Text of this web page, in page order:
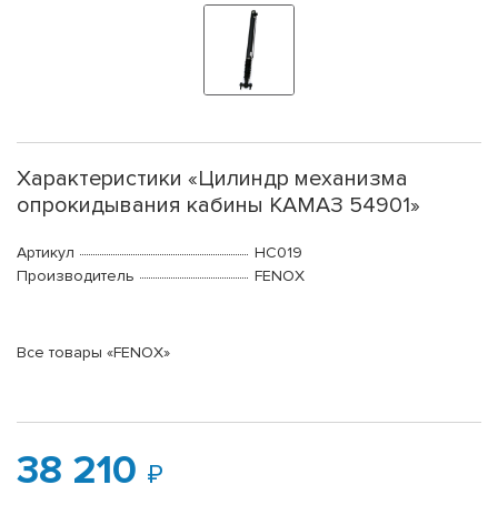
Характеристики «Цилиндр механизма
опрокидывания кабины КАМАЗ 54901»
Артикул
НС019
Производитель
FENOX
Все товары «FENOX»
38 210